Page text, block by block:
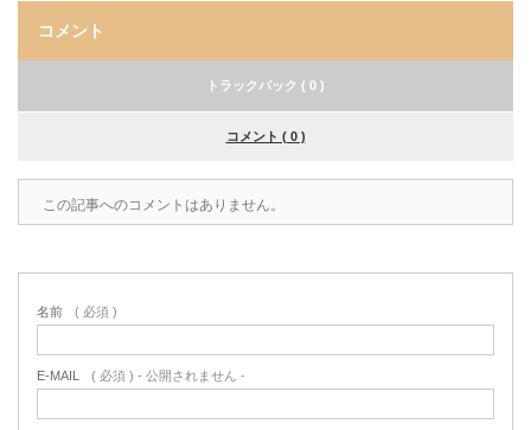
コメント
トラックバック ( 0 )
コメント ( 0 )
この記事へのコメントはありません。
名前 ( 必須 )
E-MAIL ( 必須 ) - 公開されません -